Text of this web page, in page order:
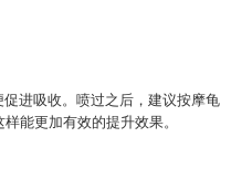
进吸收。喷过之后，建议按摩龟
能更加有效的提升效果。